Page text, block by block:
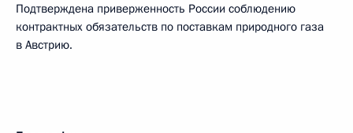
Подтверждена приверженность России соблюдению
контрактных обязательств по поставкам природного газа
в Австрию.